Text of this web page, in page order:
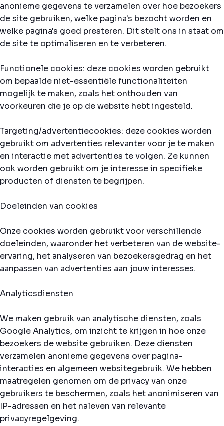
anonieme gegevens te verzamelen over hoe bezoekers
de site gebruiken, welke pagina's bezocht worden en
welke pagina's goed presteren. Dit stelt ons in staat om
de site te optimaliseren en te verbeteren.
Functionele cookies: deze cookies worden gebruikt
om bepaalde niet-essentiële functionaliteiten
mogelijk te maken, zoals het onthouden van
voorkeuren die je op de website hebt ingesteld.
Targeting/advertentiecookies: deze cookies worden
gebruikt om advertenties relevanter voor je te maken
en interactie met advertenties te volgen. Ze kunnen
ook worden gebruikt om je interesse in specifieke
producten of diensten te begrijpen.
Doeleinden van cookies
Onze cookies worden gebruikt voor verschillende
doeleinden, waaronder het verbeteren van de website-
ervaring, het analyseren van bezoekersgedrag en het
aanpassen van advertenties aan jouw interesses.
Analyticsdiensten
We maken gebruik van analytische diensten, zoals
Google Analytics, om inzicht te krijgen in hoe onze
bezoekers de website gebruiken. Deze diensten
verzamelen anonieme gegevens over pagina-
interacties en algemeen websitegebruik. We hebben
maatregelen genomen om de privacy van onze
gebruikers te beschermen, zoals het anonimiseren van
IP-adressen en het naleven van relevante
privacyregelgeving.